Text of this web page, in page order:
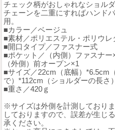
チェック柄がおしゃれなショル
チェーンを二重にすればハンド
用。
■カラー／ベージュ
■素材／ポリエステル・ポリウレ
■開口タイプ／ファスナー式
■ポケット／（内側）ファスナー
（外側）前オープン×1
■サイズ／22cm（底幅）*6.5cm
で）*112cm（ショルダーの長さ）
■重さ／420ｇ
※サイズは外側を計測しており
しておりますので、誤差が生じ
承ください。